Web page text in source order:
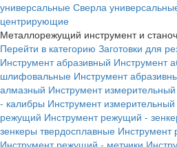
универсальные Сверла
центрирующие
Металлорежущий инструмент и
Перейти в категорию Заготовки для
Инструмент абразивный Инструмент
шлифовальные Инструмент
алмазный Инструмент измерительный
- калибры Инструмент
режущий Инструмент режущий -
зенкеры твердосплавные Инструмент
Инструмент режущий - метчики